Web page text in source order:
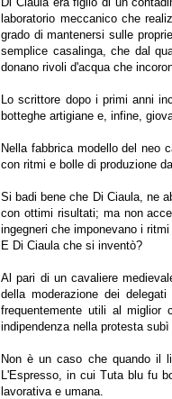
laboratorio meccanico che
grado di mantenersi sulle
semplice casalinga, che dal
donano rivoli d'acqua che
Lo scrittore dopo i primi anni
botteghe artigiane e, infine,
Nella fabbrica modello del neo
con ritmi e bolle di produzione
Si badi bene che Di Ciaula, ne
con ottimi risultati; ma non
ingegneri che imponevano i
E Di Ciaula che si inventò?
Al pari di un cavaliere
della moderazione dei
frequentemente utili al
indipendenza nella protesta
Non è un caso che quando il
L'Espresso, in cui Tuta blu fu
lavorativa e umana.